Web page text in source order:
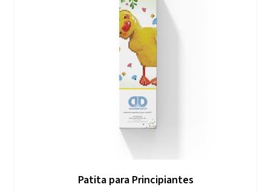
Patita para Principiantes